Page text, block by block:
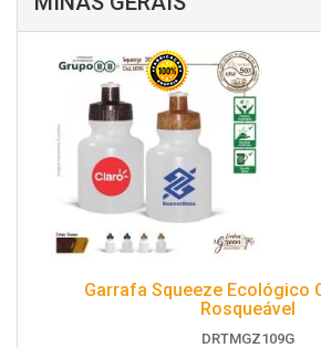
Garrafa Squeeze Ecológico
Rosqueável
DRTMGZ109G